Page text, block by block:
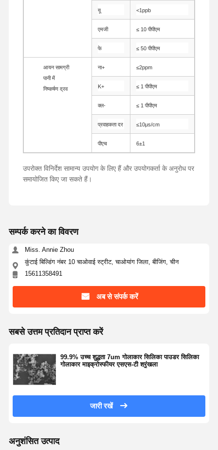
गुणवत्ता नियंत्रण हमसे संपर्क करें
एक बोली का
मोनोडिस्पर्स सिलिका माइक्रोस्फीयर
गोलाकार सिलिका पाउडर
सिलिका नैनोस्फेयर
सिलिका माइक्रोस्फीयर प्रसाधन सामग्री
फ़्यूज्ड सिलिका पाउडर
नैनो सिलिका पाउडर
गोलाकार एल्युमिना पाउडर
यू <1ppb
एमजी ≤ 10 पीपीएम
फे ≤ 50 पीपीएम
आयन सामग्री
पानी में
निष्कर्षण द्रव
ना+ ≤2ppm
K+ ≤ 1 पीपीएम
क्ल- ≤ 1 पीपीएम
प्रवाहकता दर ≤10μs/cm
पीएच 6±1
उपरोक्त विनिर्देश सामान्य उपयोग के लिए हैं और उपयोगकर्ता के अनुरोध पर
समायोजित किए जा सकते हैं।
सम्पर्क करने का विवरण
Miss. Annie Zhou
कुंटाई बिल्डिंग नंबर 10 चाओवाई स्ट्रीट, चाओयांग जिला, बीजिंग, चीन
15611358491
अब से संपर्क करें
सबसे उत्तम प्रतिदान प्राप्त करें
99.9% उच्च शुद्धता 7um गोलाकार सिलिका पाउडर सिलिका
गोलाकार माइक्रोस्फीयर एसएस-टी श्रृंखला
जारी रखें
अनुशंसित उत्पाद